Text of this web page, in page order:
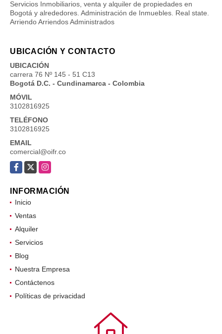
Servicios Inmobiliarios, venta y alquiler de propiedades en
Bogotá y alrededores. Administración de Inmuebles. Real state.
Arriendo Arriendos Administrados
UBICACIÓN Y CONTACTO
UBICACIÓN
carrera 76 Nº 145 - 51 C13
Bogotá D.C. - Cundinamarca - Colombia
MÓVIL
3102816925
TELÉFONO
3102816925
EMAIL
comercial@oifr.co
Facebook
X Instagram
INFORMACIÓN
Inicio
Ventas
Alquiler
Servicios
Blog
Nuestra Empresa
Contáctenos
Políticas de privacidad